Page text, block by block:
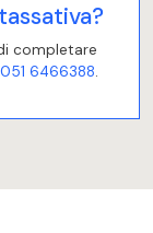
completare
051 6466388.